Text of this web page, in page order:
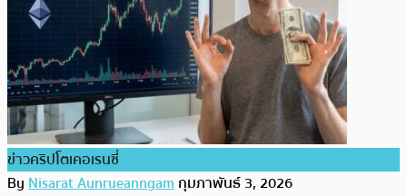
ข่าวคริปโตเคอเรนซี่
ByNisarat Aunrueanngamกุมภาพันธ์ 3, 2026